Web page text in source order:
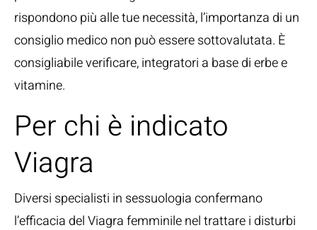
rispondono più alle tue necessità, l’importanza di un
consiglio medico non può essere sottovalutata. È
consigliabile verificare, integratori a base di erbe e
vitamine.
Per chi è indicato
Viagra
Diversi specialisti in sessuologia confermano
l’efficacia del Viagra femminile nel trattare i disturbi